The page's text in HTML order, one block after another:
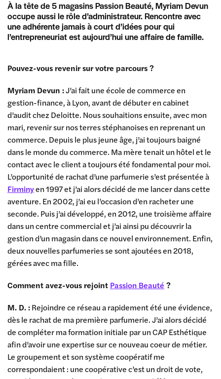
À la tête de 5 magasins Passion Beauté, Myriam Devun
occupe aussi le rôle d’administrateur. Rencontre avec
une adhérente jamais à court d’idées pour qui
l’entrepreneuriat est aujourd’hui une affaire de famille.
Pouvez-vous revenir sur votre parcours ?
Myriam Devun :J’ai fait une école de commerce en
gestion-finance, à Lyon, avant de débuter en cabinet
d’audit chez Deloitte. Nous souhaitions ensuite, avec mon
mari, revenir sur nos terres stéphanoises en reprenant un
commerce. Depuis le plus jeune âge, j’ai toujours baigné
dans le monde du commerce. Ma mère tenait un hôtel et le
contact avec le client a toujours été fondamental pour moi.
L’opportunité de rachat d’une parfumerie s’est présentée à
Firminyen 1997 et j’ai alors décidé de me lancer dans cette
aventure. En 2002, j’ai eu l’occasion d’en racheter une
seconde. Puis j’ai développé, en 2012, une troisième affaire
dans un centre commercial et j’ai ainsi pu découvrir la
gestion d’un magasin dans ce nouvel environnement. Enfin,
deux nouvelles parfumeries se sont ajoutées en 2018,
gérées avec ma fille.
Comment avez-vous rejoint Passion Beauté ?
M. D. :Rejoindre ce réseau a rapidement été une évidence,
dès le rachat de ma première parfumerie. J’ai alors décidé
de compléter ma formation initiale par un CAP Esthétique
afin d’avoir une expertise sur ce nouveau coeur de métier.
Le groupement et son système coopératif me
correspondaient : une coopérative c’est un droit de vote,